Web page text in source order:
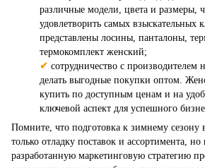
различные модели, цвета и размеры,
удовлетворить самых взыскательных
представлены лосины, панталоны,
термокомплект женский;
✔ сотрудничество с производителем
делать выгодные покупки оптом.
купить по доступным ценам и на
ключевой аспект для успешного
Помните, что подготовка к зимнему сезону
только отладку поставок и ассортимента, но
разработанную маркетинговую стратегию